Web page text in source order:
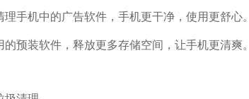
手机中的广告软件，手机更干净，使用更舒心。
预装软件，释放更多存储空间，让手机更清爽。